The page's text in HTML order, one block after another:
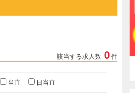
該当する求人数 0件
当直 日当直